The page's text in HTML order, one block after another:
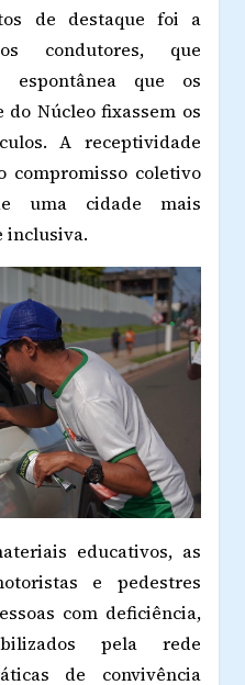
de destaque foi a
condutores, que
que os
do Núcleo fixassem os
A receptividade
compromisso coletivo
uma cidade mais
inclusiva.
educativos, as
e pedestres
com deficiência,
pela rede
de convivência